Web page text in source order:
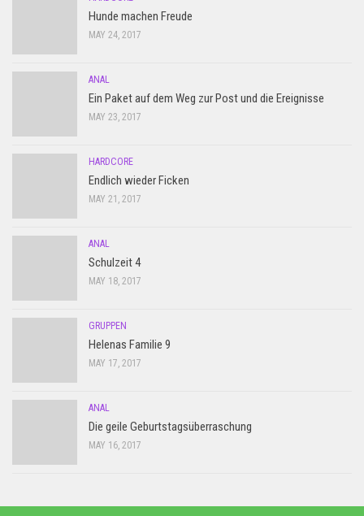
Hunde machen Freude
MAY 24, 2017
ANAL
Ein Paket auf dem Weg zur Post und die Ereignisse
MAY 23, 2017
HARDCORE
Endlich wieder Ficken
MAY 21, 2017
ANAL
Schulzeit 4
MAY 18, 2017
GRUPPEN
Helenas Familie 9
MAY 17, 2017
ANAL
Die geile Geburtstagsüberraschung
MAY 16, 2017